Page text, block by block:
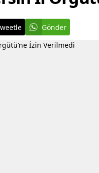
Gönder